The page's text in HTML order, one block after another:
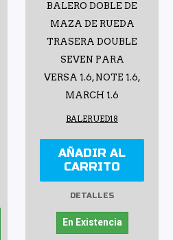
BALERO DOBLE DE
MAZA DE RUEDA
TRASERA DOUBLE
SEVEN PARA
VERSA 1.6, NOTE 1.6,
MARCH 1.6
BALERUED18
AÑADIR AL
CARRITO
DETALLES
En Existencia